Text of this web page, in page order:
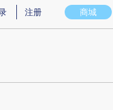
图存在偏差。不代表财新观
商城
注册